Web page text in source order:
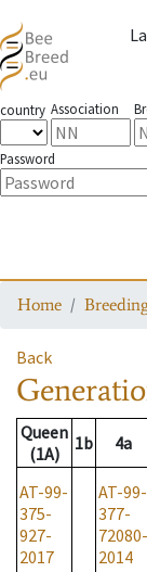
country Association
Password
Home
Back
Queen
(1A)
1b 4a
AT-99-
375-
927-
2017
AT-99-
377-
72080-
2014